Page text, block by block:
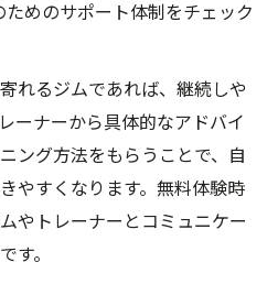
めのサポート体制をチェック
れるジムであれば、継続しや
ーナーから具体的なアドバイ
ング方法をもらうことで、自
やすくなります。無料体験時
やトレーナーとコミュニケー
す。